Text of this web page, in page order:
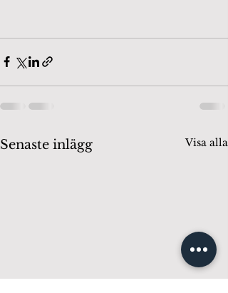
Senaste inlägg Visa alla